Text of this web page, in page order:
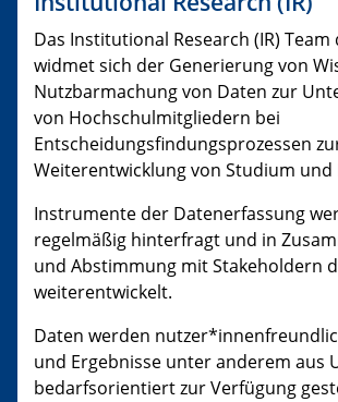
Das Institutional Research (IR) Team
widmet sich der Generierung von
Nutzbarmachung von Daten zur
von Hochschulmitgliedern bei
Entscheidungsfindungsprozessen
Weiterentwicklung von Studium und
Instrumente der Datenerfassung
regelmäßig hinterfragt und in
und Abstimmung mit Stakeholdern
weiterentwickelt.
Daten werden
und Ergebnisse unter anderem aus
bedarfsorientiert zur Verfügung